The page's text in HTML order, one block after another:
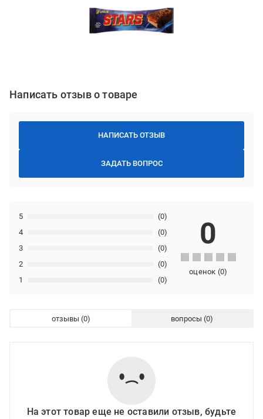
Написать отзыв о товаре
НАПИСАТЬ ОТЗЫВ
ЗАДАТЬ ВОПРОС
1 (0)
2 (0)
3 (0)
4 (0)
5 (0)
0
оценок (0)
отзывы вопросы
На этот товар еще не оставили отзыв, будьте